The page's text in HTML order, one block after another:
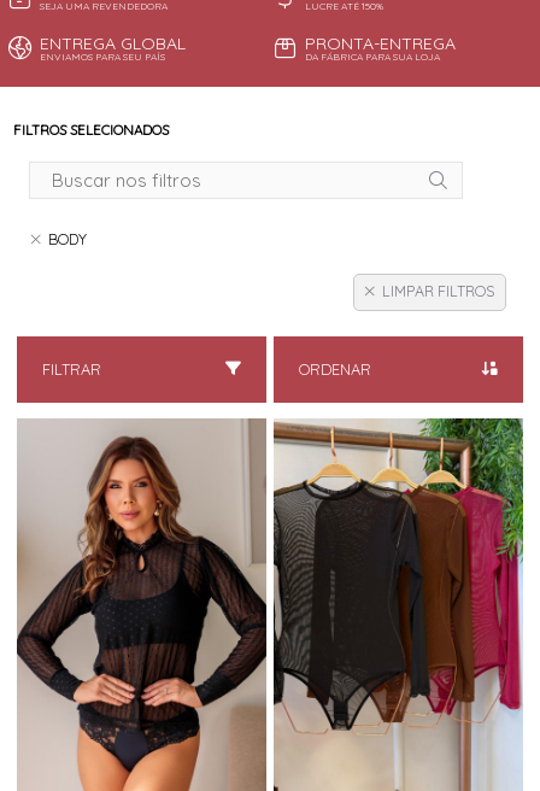
SEJA UMA REVENDEDORA LUCRE ATÉ 150%
ENTREGA GLOBAL
ENVIAMOS PARA SEU PAÍS
PRONTA-ENTREGA
DA FÁBRICA PARA SUA LOJA
FILTROS SELECIONADOS
BODY
LIMPAR FILTROS
FILTRAR ORDENAR